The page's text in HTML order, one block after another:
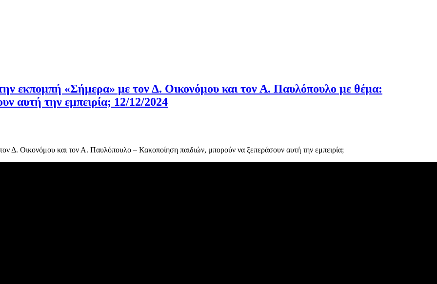
εκπομπή «Σήμερα» με τον Δ. Οικονόμου και τον Α. Παυλόπουλο με θέμα:
αυτή την εμπειρία; 12/12/2024
Δ. Οικονόμου και τον Α. Παυλόπουλο – Κακοποίηση παιδιών, μπορούν να ξεπεράσουν αυτή την εμπειρία;